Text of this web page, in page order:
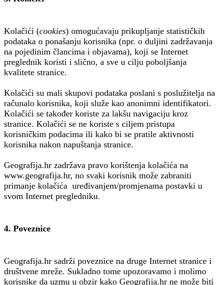
Kolačići (cookies) omogućavaju prikupljanje statističkih
podataka o ponašanju korisnika (npr. o duljini zadržavanja
na pojedinim člancima i objavama), koji se Internet
preglednik koristi i slično, a sve u cilju poboljšanja
kvalitete stranice.
Kolačići su mali skupovi podataka poslani s poslužitelja na
računalo korisnika, koji služe kao anonimni identifikatori.
Kolačići se također koriste za lakšu navigaciju kroz
stranice. Kolačići se ne koriste s ciljem pristupa
korisničkim podacima ili kako bi se pratile aktivnosti
korisnika nakon napuštanja stranice.
Geografija.hr zadržava pravo korištenja kolačića na
www.geografija.hr, no svaki korisnik može zabraniti
primanje kolačića uređivanjem/promjenama postavki u
svom Internet pregledniku.
4. Poveznice
Geografija.hr sadrži poveznice na druge Internet stranice i
društvene mreže. Sukladno tome upozoravamo i molimo
korisnike da uzmu u obzir kako Geografija.hr ne može biti